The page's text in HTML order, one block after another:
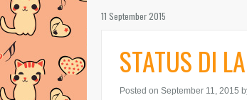
11 September 2015
STATUS DI
Posted on September 11, 2015